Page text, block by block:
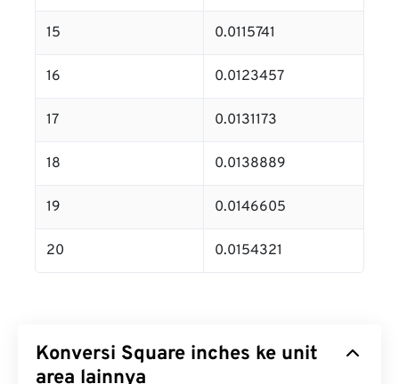
15 0.0115741
16 0.0123457
17 0.0131173
18 0.0138889
19 0.0146605
20 0.0154321
Konversi Square inches ke unit
area lainnya